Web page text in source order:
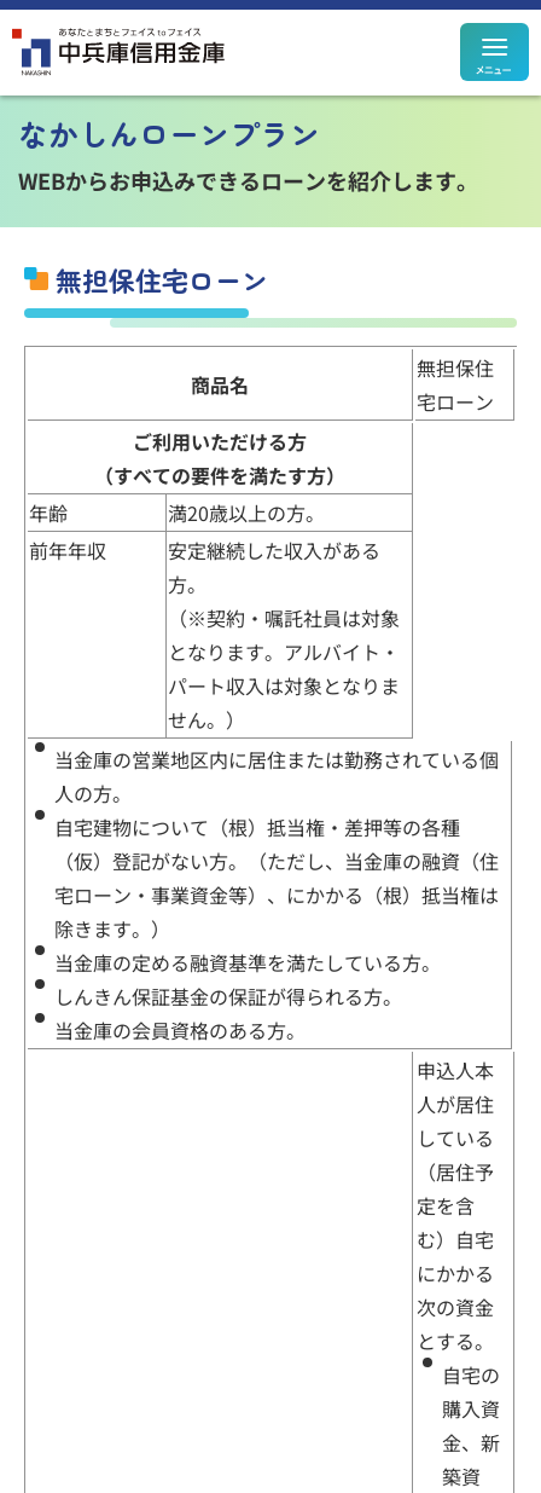
メ
定期預金
定期積金
決済性預金
その他預金
規定集
シミュレーション
住宅ローン
カードローン
個人ローン
事業性ローン
投資信託
その他のサービス
よくあるご質問
なかしんローンプラン
WEBからお申込みできるローンを紹介します。
無担保住宅ローン
商品名
無担保住
宅ローン
ご利用いただける方
（すべての要件を満たす方）
年齢
満20歳以上の方。
前年年収
安定継続した収入がある
方。
（※契約・嘱託社員は対象
となります。アルバイト・
パート収入は対象となりま
せん。）
当金庫の営業地区内に居住または勤務されている個
人の方。
自宅建物について（根）抵当権・差押等の各種
（仮）登記がない方。（ただし、当金庫の融資（住
宅ローン・事業資金等）、にかかる（根）抵当権は
除きます。）
当金庫の定める融資基準を満たしている方。
しんきん保証基金の保証が得られる方。
当金庫の会員資格のある方。
申込人本
人が居住
している
（居住予
定を含
む）自宅
にかかる
次の資金
とする。
自宅の
購入資
金、新
築資